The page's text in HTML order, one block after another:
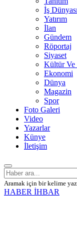
İş Dünyası
Yatırım
İlan
Gündem
Röportaj
Siyaset
Kültür Ve
Ekonomi
Dünya
Magazin
Spor
Foto Galeri
Video
Yazarlar
Künye
İletişim
Aramak için bir kelime
HABER İHBAR